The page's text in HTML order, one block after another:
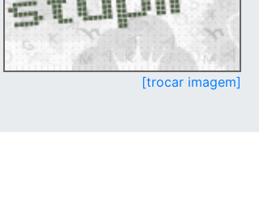
[trocar imagem]